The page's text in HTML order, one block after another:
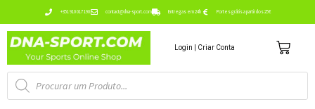
para
conteúdo
+351 910 017 190 contact@dna-sport.com Entregas em 24h Portes grátis a partir dos 25€
Login | Criar Conta
Pesquisa
de
produtos